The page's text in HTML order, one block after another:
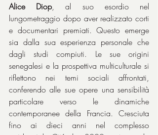
Alice Diop, al suo esordio nel
lungometraggio dopo aver realizzato corti
e documentari premiati. Questo emerge
sia dalla sua esperienza personale che
dagli studi compiuti. Le sue origini
senegalesi e la prospettiva multiculturale si
riflettono nei temi sociali affrontati,
conferendo alle sue opere una sensibilità
particolare verso le dinamiche
contemporanee della Francia. Cresciuta
fino ai dieci anni nel complesso